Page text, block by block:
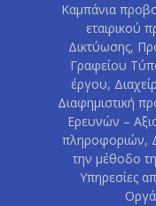
Καμπάνια
εταιρικού
Δικτύωσης,
Γραφείου
έργου,
Διαφημιστική
Ερευνών –
πληροφοριών,
την μέθοδο
Υπηρεσίες